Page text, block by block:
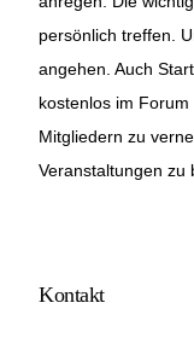
persönlich treffen.
angehen. Auch
kostenlos im
Mitgliedern zu
Veranstaltungen zu
Kontakt